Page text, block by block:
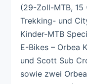
(29-Zoll-MTB, 15
Trekking- und
Kinder-MTB
E-Bikes – Orbea
und Scott Sub
sowie zwei